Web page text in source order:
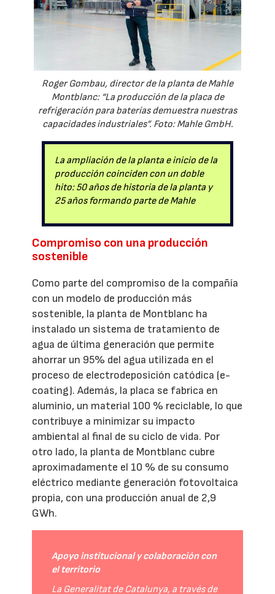
Roger Gombau, director de la planta de Mahle
Montblanc: “La producción de la placa de
refrigeración para baterías demuestra nuestras
capacidades industriales”. Foto: Mahle GmbH.
La ampliación de la planta e inicio de la
producción coinciden con un doble
hito: 50 años de historia de la planta y
25 años formando parte de Mahle
Compromiso con una producción
sostenible
Como parte del compromiso de la compañía
con un modelo de producción más
sostenible, la planta de Montblanc ha
instalado un sistema de tratamiento de
agua de última generación que permite
ahorrar un 95% del agua utilizada en el
proceso de electrodeposición catódica (e-
coating). Además, la placa se fabrica en
aluminio, un material 100 % reciclable, lo que
contribuye a minimizar su impacto
ambiental al final de su ciclo de vida. Por
otro lado, la planta de Montblanc cubre
aproximadamente el 10 % de su consumo
eléctrico mediante generación fotovoltaica
propia, con una producción anual de 2,9
GWh.
Apoyo institucional y colaboración con
el territorio
La Generalitat de Catalunya, a través de